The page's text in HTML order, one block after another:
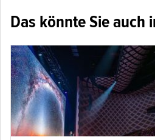
Das könnte Sie auch